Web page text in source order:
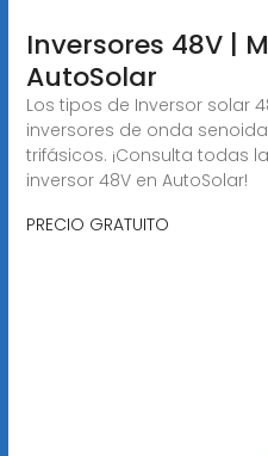
Inversores 48V |
AutoSolar
Los tipos de Inversor solar
inversores de onda
trifásicos. ¡Consulta todas
inversor 48V en AutoSolar!
PRECIO GRATUITO